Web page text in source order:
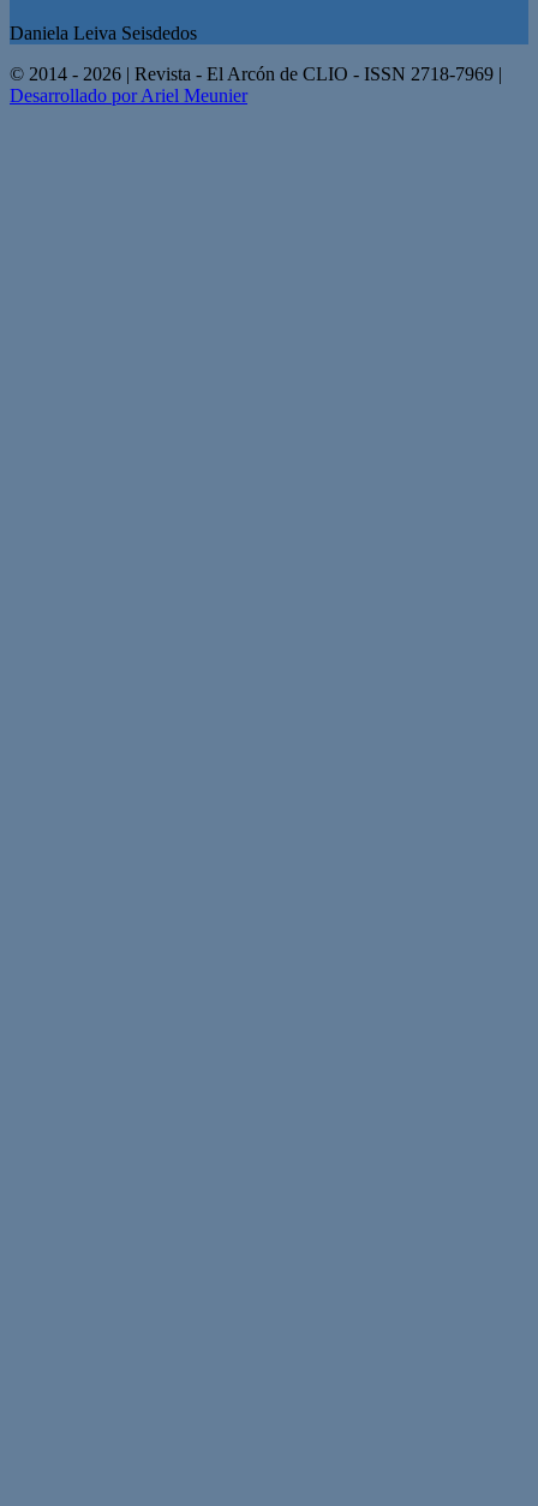
Daniela Leiva Seisdedos
© 2014 - 2026 | Revista - El Arcón de CLIO - ISSN 2718-7969 |
Desarrollado por Ariel Meunier